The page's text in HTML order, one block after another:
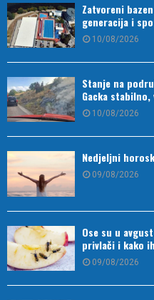
Zatvoreni
generacija i
10/08/2026
Stanje na
Gacka
10/08/2026
Nedjeljni
09/08/2026
Ose su u
privlači i kako
09/08/2026